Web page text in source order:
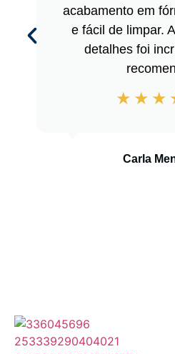
acabamento em
e fácil de limpar.
detalhes foi
Carla